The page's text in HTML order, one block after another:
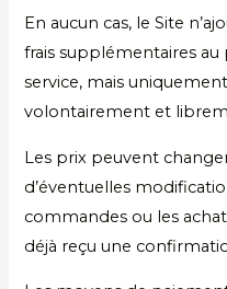
En aucun cas, le Site
frais supplémentaires au
service, mais
volontairement et
Les prix peuvent
d’éventuelles
commandes ou les
déjà reçu une